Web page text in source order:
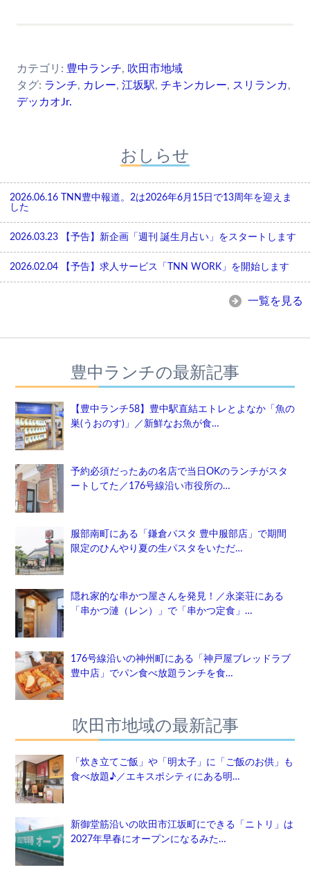
カテゴリ: 豊中ランチ, 吹田市地域
タグ: ランチ, カレー, 江坂駅, チキンカレー, スリランカ,
デッカオJr.
おしらせ
2026.06.16
TNN豊中報道。2は2026年6月15日で13周年を迎えま
した
2026.03.23 【予告】新企画「週刊 誕生月占い」をスタートします
2026.02.04 【予告】求人サービス「TNN WORK」を開始します
一覧を見る
豊中ランチの最新記事
【豊中ランチ58】豊中駅直結エトレとよなか「魚の
巣(うおのす)」／新鮮なお魚が食…
予約必須だったあの名店で当日OKのランチがスタ
ートしてた／176号線沿い市役所の…
服部南町にある「鎌倉パスタ 豊中服部店」で期間
限定のひんやり夏の生パスタをいただ…
隠れ家的な串かつ屋さんを発見！／永楽荘にある
「串かつ漣（レン）」で「串かつ定食」…
176号線沿いの神州町にある「神戸屋ブレッドラブ
豊中店」でパン食べ放題ランチを食…
吹田市地域の最新記事
「炊き立てご飯」や「明太子」に「ご飯のお供」も
食べ放題♪／エキスポシティにある明…
新御堂筋沿いの吹田市江坂町にできる「ニトリ」は
2027年早春にオープンになるみた…